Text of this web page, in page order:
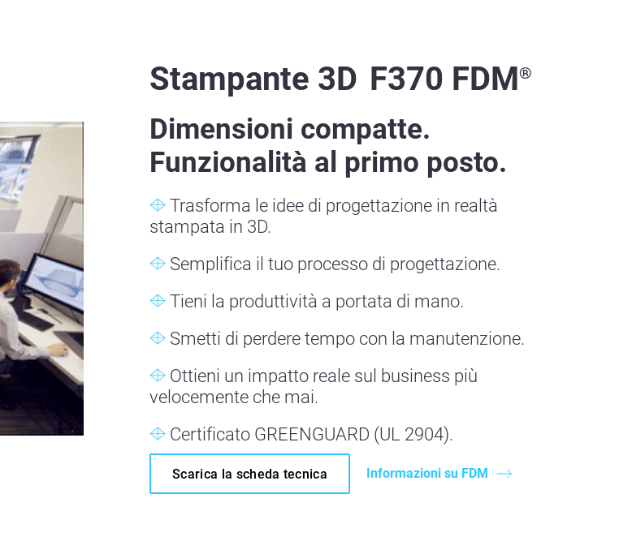
Stampante 3D F370 FDM®
Dimensioni compatte.
Funzionalità al primo posto.
Trasforma le idee di progettazione in realtà
stampata in 3D.
Semplifica il tuo processo di progettazione.
Tieni la produttività a portata di mano.
Smetti di perdere tempo con la manutenzione.
Ottieni un impatto reale sul business più
velocemente che mai.
Certificato GREENGUARD (UL 2904).
Scarica la scheda tecnica Informazioni su FDM